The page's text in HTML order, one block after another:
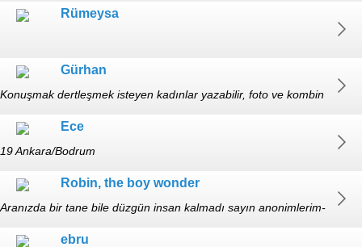
Rümeysa
Gürhan
Konuşmak dertleşmek isteyen kadınlar yazabilir, foto ve kombin
yorumu yapılır, itirafları olanları da dinlerim. Master.
Ece
19 Ankara/Bodrum
Robin, the boy wonder
Aranızda bir tane bile düzgün insan kalmadı sayın anonimlerim-
ERKEK-29-Yüksek Mühendis https://youtu.be/4ZMOSLBz2WE Hows
ebru